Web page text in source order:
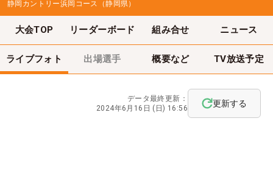
静岡カントリー浜岡コース（静岡県）
大会TOP リーダーボード 組み合せ ニュース
ライブフォト 出場選手 概要など TV放送予定
データ最終更新：
2024年6月16日 (日) 16:56
更新する